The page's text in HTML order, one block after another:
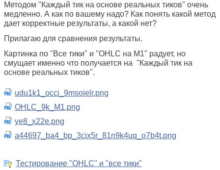
Методом "Каждый тик на основе реальных тиков" очень
медленно. А как по вашему надо? Как понять какой метод
дает корректные результаты, а какой нет?
Прилагаю для сравнения результаты.
Картинка по "Все тики" и "OHLC на M1" радует, но
смущает именно что получается на "Каждый тик на
основе реальных тиков".
udu1k1_occi_9msojelr.png
OHLC_9k_M1.png
ye8_x22e.png
a44697_ba4_bp_3cix5r_81n9k4uq_o7b4t.png
Тестирование "OHLC" и "все тики"